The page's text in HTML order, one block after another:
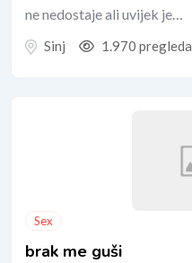
ne nedostaje ali uvijek je…
Sinj 1.970 pregleda
Sex
brak me guši